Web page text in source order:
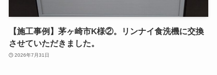
【施工事例】茅ヶ崎市K様②。リンナイ食洗機に交換
させていただきました。
2026年7月31日